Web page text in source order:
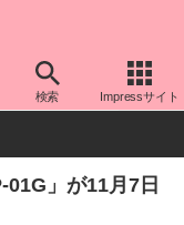
検索 Impressサイト
ホ・ケータイ
01G」が11月7日